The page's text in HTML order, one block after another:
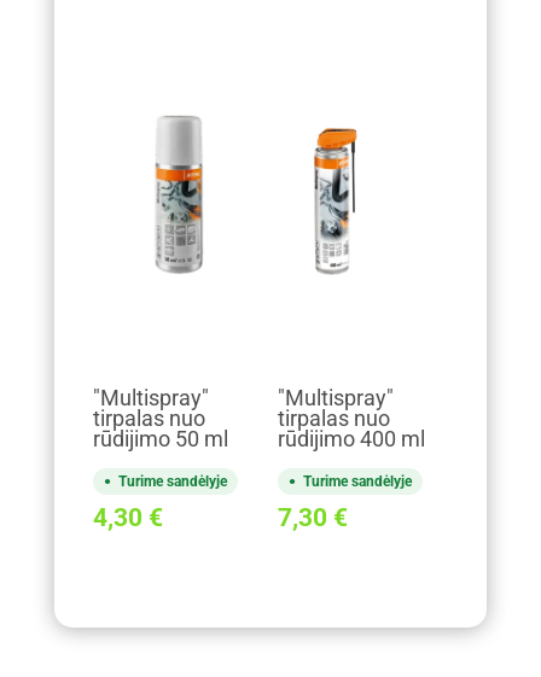
"Multispray"
tirpalas nuo
rūdijimo 50 ml
Turime sandėlyje
4,30 €
"Multispray"
tirpalas nuo
rūdijimo 400 ml
Turime sandėlyje
7,30 €